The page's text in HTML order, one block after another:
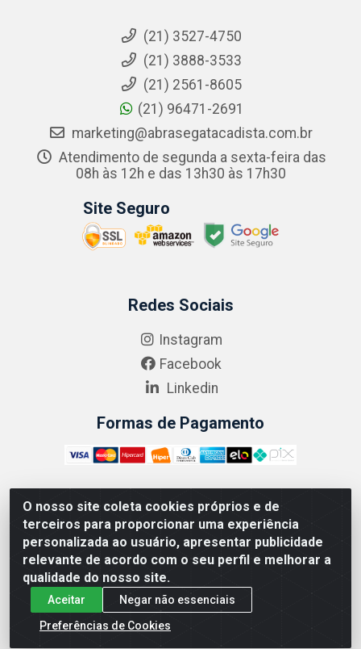
O nosso site coleta cookies próprios e de
terceiros para proporcionar uma experiência
personalizada ao usuário, apresentar publicidade
relevante de acordo com o seu perfil e melhorar a
qualidade do nosso site.
Aceitar
Negar não essenciais
Preferências de Cookies
(21) 3527-4750
(21) 3888-3533
(21) 2561-8605
(21) 96471-2691
marketing@abrasegatacadista.com.br
Atendimento de segunda a sexta-feira das
08h às 12h e das 13h30 às 17h30
Site Seguro
Redes Sociais
Instagram
Facebook
Linkedin
Formas de Pagamento
ABRASEG COMÉRCIO ATACADISTA LTDA - CNPJ:
10.894.768/0001-00 - Avenida Lobo Júnior, 1045 -
Penha Circular - Rio de Janeiro - RJ - CEP 21020-124